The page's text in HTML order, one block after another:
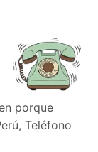
porque
Teléfono